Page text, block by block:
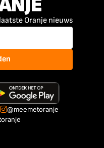
Oranje nieuws
@meemetoranje